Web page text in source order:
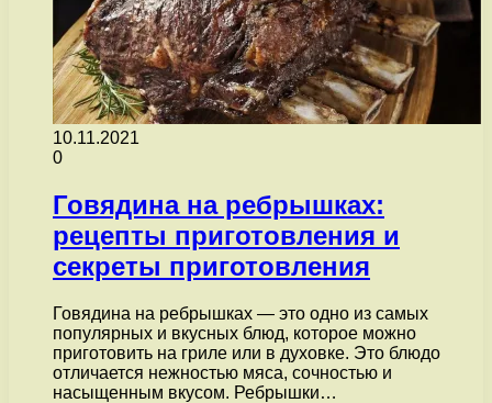
10.11.2021
0
Говядина на ребрышках:
рецепты приготовления и
секреты приготовления
Говядина на ребрышках — это одно из самых
популярных и вкусных блюд, которое можно
приготовить на гриле или в духовке. Это блюдо
отличается нежностью мяса, сочностью и
насыщенным вкусом. Ребрышки…